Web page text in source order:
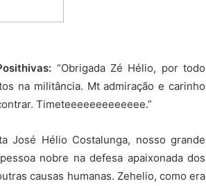
“Obrigada Zé Hélio, por todo
na militância. Mt admiração e carinho
Timeteeeeeeeeeeeee.”
José Hélio Costalunga, nosso grande
nobre na defesa apaixonada dos
causas humanas. Zehelio, como era